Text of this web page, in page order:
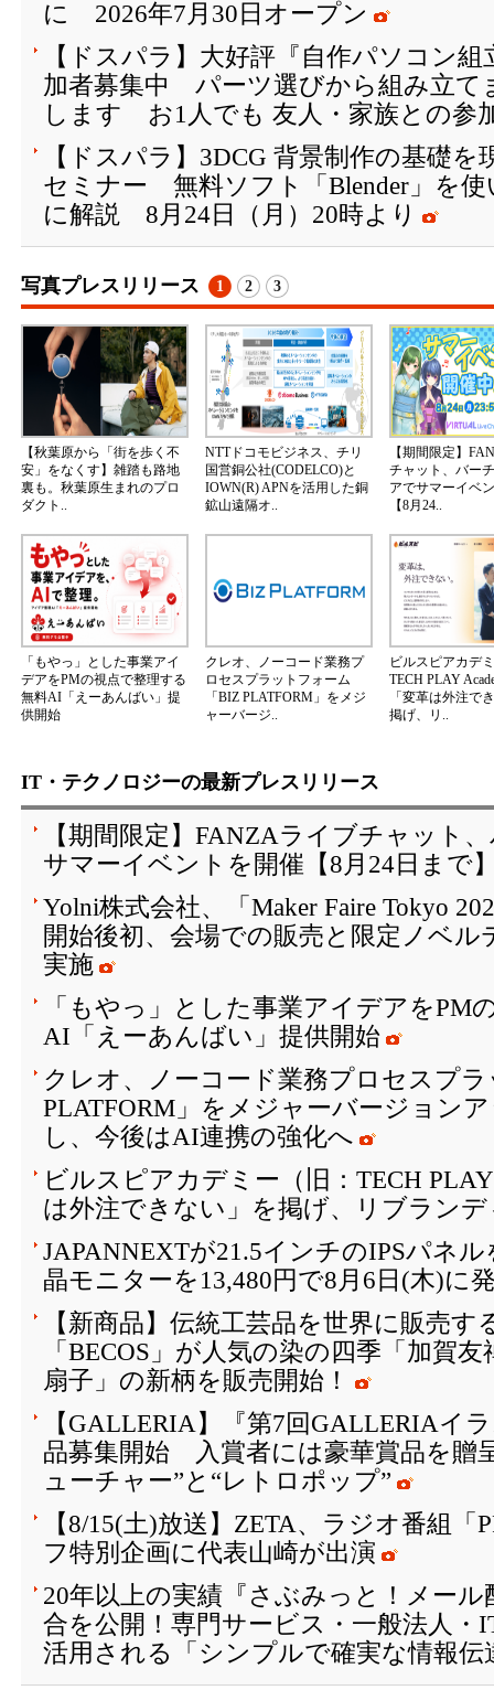
に 2026年7月30日オープン
【ドスパラ】大好評『自作パソコン
加者募集中 パーツ選びから組み立て
します お1人でも 友人・家族との参
【ドスパラ】3DCG 背景制作の基礎
セミナー 無料ソフト「Blender」を使
に解説 8月24日（月）20時より
写真プレスリリース 1 2 3
【秋葉原から「街を歩く不
安」をなくす】雑踏も路地
裏も。秋葉原生まれのプロ
ダクト..
NTTドコモビジネス、チリ
国営銅公社(CODELCO)と
IOWN(R) APNを活用した銅
鉱山遠隔オ..
【期間限定】
チャット、バー
アでサマーイベ
【8月24..
「もやっ」とした事業アイ
デアをPMの視点で整理する
無料AI「えーあんばい」提
供開始
クレオ、ノーコード業務プ
ロセスプラットフォーム
「BIZ PLATFORM」をメジ
ャーバージ..
ビルスピアカデ
TECH PLAY
「変革は外注で
掲げ、リ..
IT・テクノロジーの最新プレスリリース
【期間限定】FANZAライブチャット
サマーイベントを開催【8月24日まで
Yolni株式会社、「Maker Faire Tokyo
開始後初、会場での販売と限定ノベ
実施
「もやっ」とした事業アイデアをPM
AI「えーあんばい」提供開始
クレオ、ノーコード業務プロセスプ
PLATFORM」をメジャーバージョン
し、今後はAI連携の強化へ
ビルスピアカデミー（旧：TECH
は外注できない」を掲げ、リブラン
JAPANNEXTが21.5インチのIPSパネ
晶モニターを13,480円で8月6日(木)に
【新商品】伝統工芸品を世界に販売す
「BECOS」が人気の染の四季「加賀
扇子」の新柄を販売開始！
【GALLERIA】『第7回GALLERIAイ
品募集開始 入賞者には豪華賞品を
ューチャー”と“レトロポップ”
【8/15(土)放送】ZETA、ラジオ番組「
フ特別企画に代表山崎が出演
20年以上の実績『さぶみっと！メール
合を公開！専門サービス・一般法人・
活用される「シンプルで確実な情報伝